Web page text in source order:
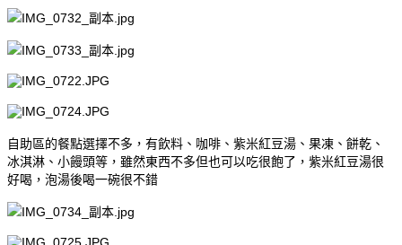
自助區的餐點選擇不多，有飲料、咖啡、紫米紅豆湯、果凍、餅乾、
冰淇淋、小饅頭等，雖然東西不多但也可以吃很飽了，紫米紅豆湯很
好喝，泡湯後喝一碗很不錯